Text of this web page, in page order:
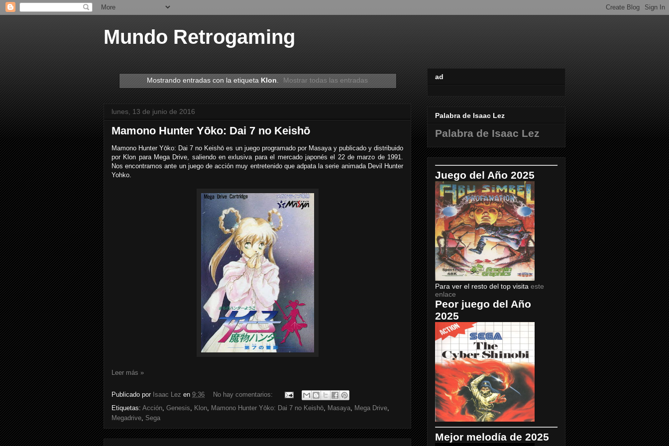
Mundo Retrogaming
Mostrando entradas con la etiqueta Klon. Mostrar todas las entradas
lunes, 13 de junio de 2016
Mamono Hunter Yōko: Dai 7 no Keishō
Mamono Hunter Yōko: Dai 7 no Keishō es un juego programado por Masaya y publicado y distribuido
por Klon para Mega Drive, saliendo en exlusiva para el mercado japonés el 22 de marzo de 1991.
Nos encontramos ante un juego de acción muy entretenido que adpata la serie animada Devil Hunter
Yohko.
Leer más »
Publicado por Isaac Lez en 9:36
No hay comentarios:
Etiquetas: Acción Genesis Klon Mamono Hunter Yōko: Dai 7 no Keishō Masaya Mega Drive
Megadrive Sega
ad
Palabra de Isaac Lez
Palabra de Isaac Lez
Juego del Año 2025
Para ver el resto del top visita este
enlace
Peor juego del Año
2025
Mejor melodía de 2025